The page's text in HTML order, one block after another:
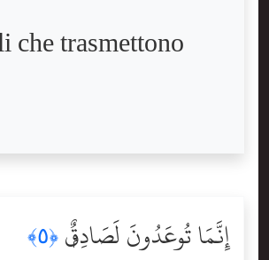
che trasmettono
إِنَّمَا تُوعَدُونَ لَصَادِقٌۭ ﴿٥﴾